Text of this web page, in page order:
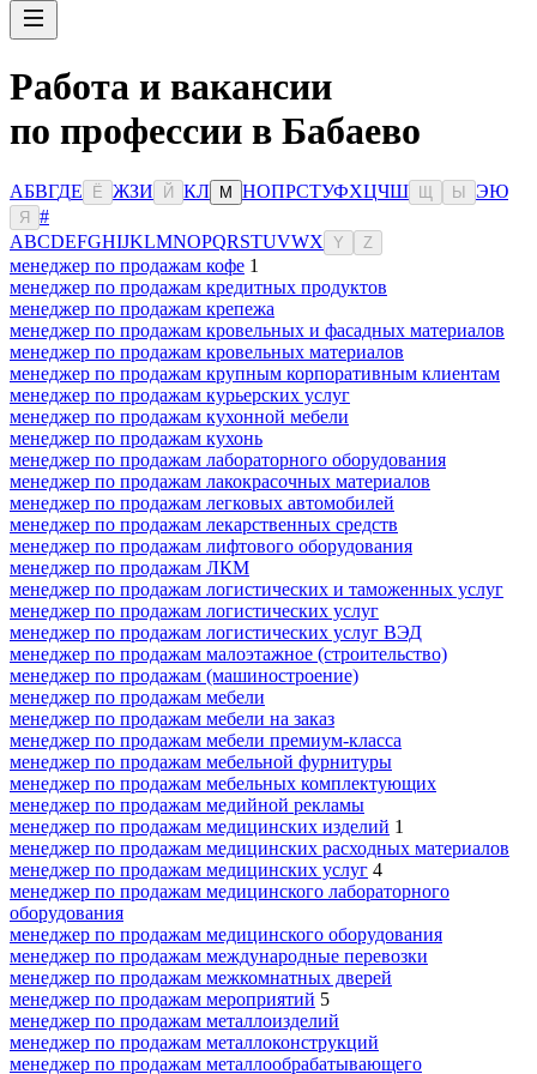
Работа и вакансии
по профессии в Бабаево
АБВГДЕ Ё ЖЗИ Й КЛ М НОПРСТУФХЦЧШ Ы ЭЮ
Я
#
ABCDEFGHIJKLMNOPQRSTUVWX Y Z
менеджер по продажам кофе 1
менеджер по продажам кредитных продуктов
менеджер по продажам крепежа
менеджер по продажам кровельных и фасадных материалов
менеджер по продажам кровельных материалов
менеджер по продажам крупным корпоративным клиентам
менеджер по продажам курьерских услуг
менеджер по продажам кухонной мебели
менеджер по продажам кухонь
менеджер по продажам лабораторного оборудования
менеджер по продажам лакокрасочных материалов
менеджер по продажам легковых автомобилей
менеджер по продажам лекарственных средств
менеджер по продажам лифтового оборудования
менеджер по продажам ЛКМ
менеджер по продажам логистических и таможенных услуг
менеджер по продажам логистических услуг
менеджер по продажам логистических услуг ВЭД
менеджер по продажам малоэтажное (строительство)
менеджер по продажам (машиностроение)
менеджер по продажам мебели
менеджер по продажам мебели на заказ
менеджер по продажам мебели премиум-класса
менеджер по продажам мебельной фурнитуры
менеджер по продажам мебельных комплектующих
менеджер по продажам медийной рекламы
менеджер по продажам медицинских изделий 1
менеджер по продажам медицинских расходных материалов
менеджер по продажам медицинских услуг 4
менеджер по продажам медицинского лабораторного
оборудования
менеджер по продажам медицинского оборудования
менеджер по продажам международные перевозки
менеджер по продажам межкомнатных дверей
менеджер по продажам мероприятий 5
менеджер по продажам металлоизделий
менеджер по продажам металлоконструкций
менеджер по продажам металлообрабатывающего